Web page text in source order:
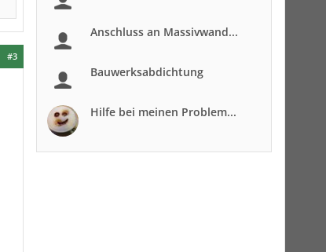
#3
Anschluss an Massivwand...
Bauwerksabdichtung
Hilfe bei meinen Problem...